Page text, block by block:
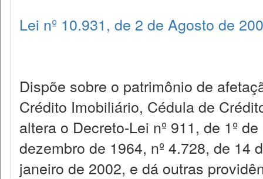
Lei nº 10.931, de 2 de Agosto de
Dispõe sobre o patrimônio de
Crédito Imobiliário, Cédula de
altera o Decreto-Lei nº 911, de 1º
dezembro de 1964, nº 4.728, de 14
janeiro de 2002, e dá outras